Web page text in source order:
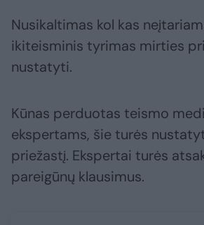
Nusikaltimas kol kas
ikiteisminis tyrimas mirties
nustatyti.
Kūnas perduotas teismo
ekspertams, šie turės
priežastį. Ekspertai turės
pareigūnų klausimus.